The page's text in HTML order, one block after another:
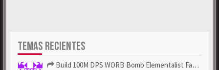
TEMAS RECIENTES
Build 100M DPS WORB Bomb Elementalist Fast - Grab POE Curren...